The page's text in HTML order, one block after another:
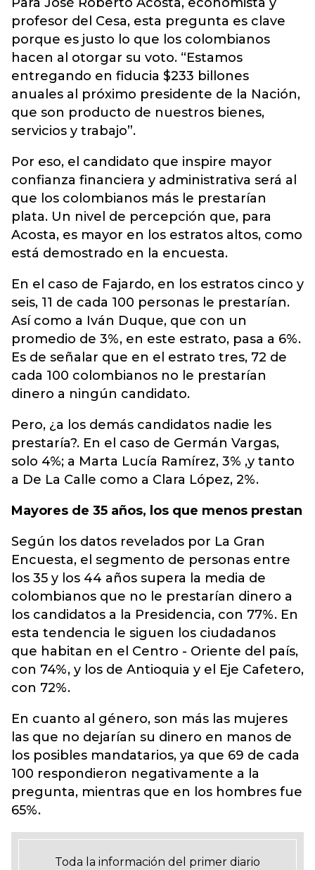
profesor del Cesa, esta pregunta es clave
porque es justo lo que los colombianos
hacen al otorgar su voto. “Estamos
entregando en fiducia $233 billones
anuales al próximo presidente de la Nación,
que son producto de nuestros bienes,
servicios y trabajo”.
Por eso, el candidato que inspire mayor
confianza financiera y administrativa será al
que los colombianos más le prestarían
plata. Un nivel de percepción que, para
Acosta, es mayor en los estratos altos, como
está demostrado en la encuesta.
En el caso de Fajardo, en los estratos cinco y
seis, 11 de cada 100 personas le prestarían.
Así como a Iván Duque, que con un
promedio de 3%, en este estrato, pasa a 6%.
Es de señalar que en el estrato tres, 72 de
cada 100 colombianos no le prestarían
dinero a ningún candidato.
Pero, ¿a los demás candidatos nadie les
prestaría?. En el caso de Germán Vargas,
solo 4%; a Marta Lucía Ramírez, 3% ,y tanto
a De La Calle como a Clara López, 2%.
Mayores de 35 años, los que menos prestan
Según los datos revelados por La Gran
Encuesta, el segmento de personas entre
los 35 y los 44 años supera la media de
colombianos que no le prestarían dinero a
los candidatos a la Presidencia, con 77%. En
esta tendencia le siguen los ciudadanos
que habitan en el Centro - Oriente del país,
con 74%, y los de Antioquia y el Eje Cafetero,
con 72%.
En cuanto al género, son más las mujeres
las que no dejarían su dinero en manos de
los posibles mandatarios, ya que 69 de cada
100 respondieron negativamente a la
pregunta, mientras que en los hombres fue
65%.
Toda la información del primer diario